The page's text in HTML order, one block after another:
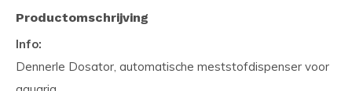
Productomschrijving
Info:
Dennerle Dosator, automatische meststofdispenser voor